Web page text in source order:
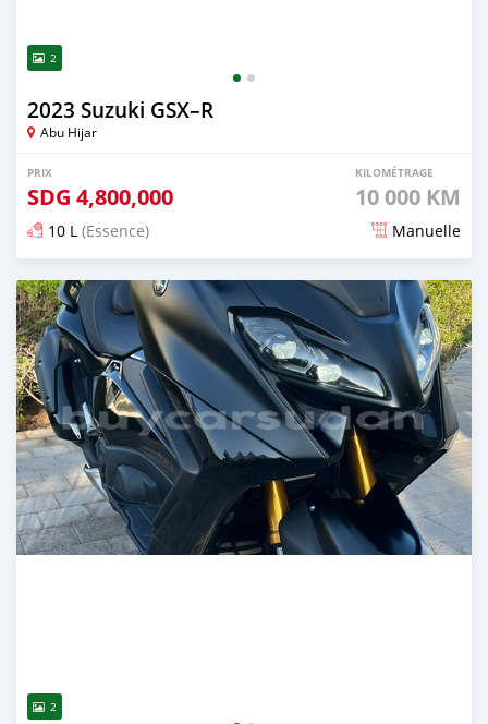
2
2023 Suzuki GSX–R
Abu Hijar
PRIX
SDG 4,800,000
KILOMÉTRAGE
10 000 KM
10 L (Essence) Manuelle
Publié il y a presque 2 ans
2